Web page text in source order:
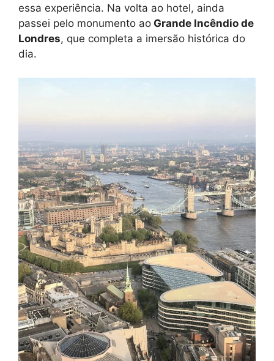
essa experiência. Na volta ao hotel, ainda
passei pelo monumento ao Grande Incêndio de
Londres, que completa a imersão histórica do
dia.